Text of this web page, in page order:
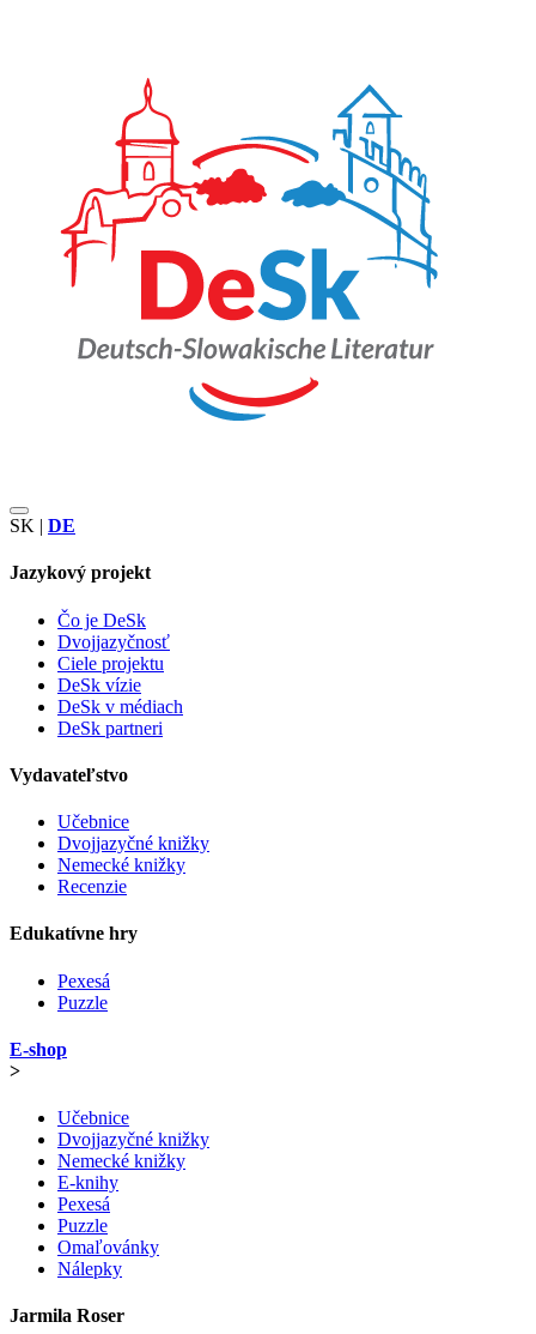
SK| DE
Jazykový projekt
Čo je DeSk
Dvojjazyčnosť
Ciele projektu
DeSk vízie
DeSk v médiach
DeSk partneri
Vydavateľstvo
Učebnice
Dvojjazyčné knižky
Nemecké knižky
Recenzie
Edukatívne hry
Pexesá
Puzzle
E-shop
>
Učebnice
Dvojjazyčné knižky
Nemecké knižky
E-knihy
Pexesá
Puzzle
Omaľovánky
Nálepky
Jarmila Roser